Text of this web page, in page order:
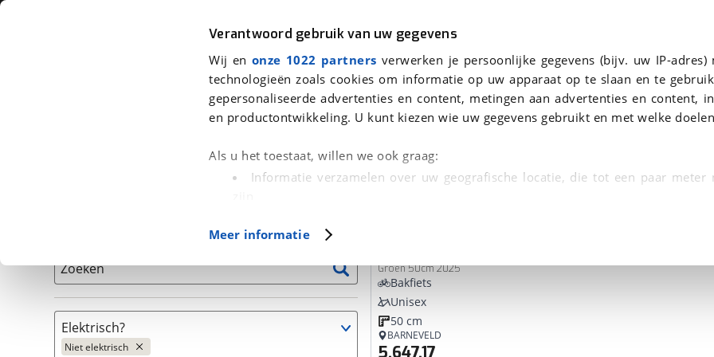
Verantwoord gebruik van uw gegevens
Wij en onze 1022 partners verwerken je persoonlijke gegevens (bijv. uw IP-adres)
technologieën zoals cookies om informatie op uw apparaat op te slaan en te
gepersonaliseerde advertenties en content, metingen aan advertenties en content,
en productontwikkeling. U kunt kiezen wie uw gegevens gebruikt en met welke
Als u het toestaat, willen we ook graag:
Informatie verzamelen over uw geografische locatie, die tot een paar meter
(fingerprinting)
in. U kunt uw toestemming op elk moment wijzigen of
Cookieverklaring.
Met cookies en vergelijkbare technieken zorgen we voor een betere en meer
Functionele cookies zorgen ervoor dat de website goed werkt. Ook gebruiken we
Meer informatie
Auto Fiets Motor
Fiets
We hebben 1 fiets voor je gevonden
Zoeken
Elektrisch?
Niet elektrisch
Groen 50cm 2025
Bakfiets
Unisex
50 cm
BARNEVELD
5.647,17